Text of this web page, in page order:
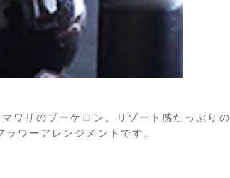
ワリのブーケロン、リゾート感たっぷりの
ワーアレンジメントです。